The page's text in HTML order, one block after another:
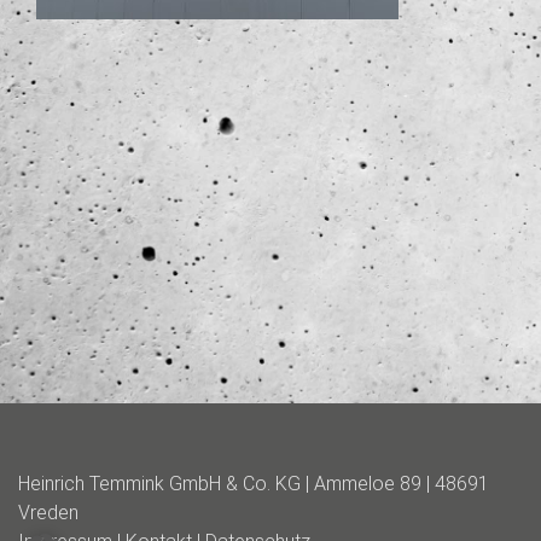
Heinrich Temmink GmbH & Co. KG | Ammeloe 89 | 48691
Vreden